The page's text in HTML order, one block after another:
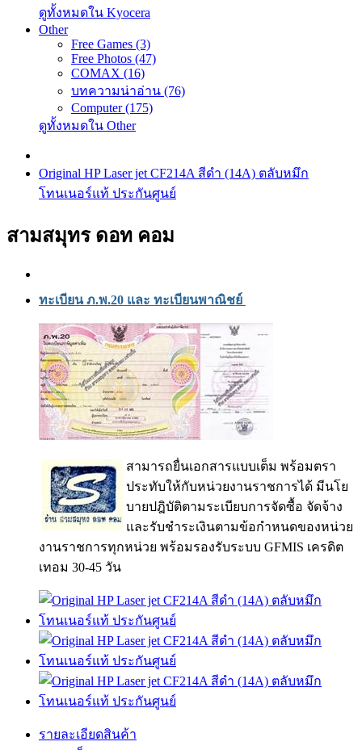
ดูทั้งหมดใน Kyocera
Other
Free Games (3)
Free Photos (47)
COMAX (16)
บทความน่าอ่าน (76)
Computer (175)
ดูทั้งหมดใน Other
Original HP Laser jet CF214A สีดำ (14A) ตลับหมึก
โทนเนอร์แท้ ประกันศูนย์
สามสมุทร ดอท คอม
ทะเบียน ภ.พ.20 และ ทะเบียนพาณิชย์
สามารถยื่นเอกสารแบบเต็ม พร้อมตรา
ประทับให้กับหน่วยงานราชการได้ มีนโย
บายปฎิบัติตามระเบียบการจัดซื้อ จัดจ้าง
และรับชำระเงินตามข้อกำหนดของหน่วย
งานราชการทุกหน่วย พร้อมรองรับระบบ GFMIS เครดิต
เทอม 30-45 วัน
รายละเอียดสินค้า